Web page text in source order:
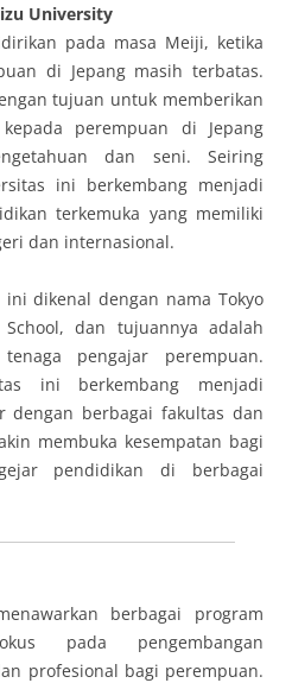
University
pada masa Meiji, ketika
di Jepang masih terbatas.
tujuan untuk memberikan
perempuan di Jepang
dan seni. Seiring
ini berkembang menjadi
terkemuka yang memiliki
dan internasional.
ini dikenal dengan nama Tokyo
School, dan tujuannya adalah
pengajar perempuan.
ini berkembang menjadi
dengan berbagai fakultas dan
membuka kesempatan bagi
pendidikan di berbagai
berbagai program
pada pengembangan
profesional bagi perempuan.